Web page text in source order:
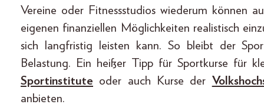
Vereine oder Fitnessstudios wiederum können
eigenen finanziellen Möglichkeiten realistisch
sich langfristig leisten kann. So bleibt der
Belastung. Ein heißer Tipp für Sportkurse für
Sportinstitute oder auch Kurse der
anbieten.